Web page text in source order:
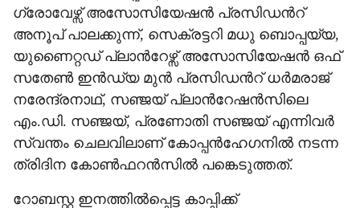
ഗ്രോവേഴ്സ് അസോസിയേഷന്‍ പ്രസിഡന്‍റ്
അനൂപ് പാലക്കുന്ന്, സെക്രട്ടറി മധു ബൊപ്പയ്യ,
യുണൈറ്റഡ് പ്ലാന്‍റേഴ്സ് അസോസിയേഷന്‍ ഒഫ്
സതേണ്‍ ഇന്‍ഡ്യ മുന്‍ പ്രസിഡന്‍റ് ധര്‍മരാജ്
നരേന്ദ്രനാഥ്, സഞ്ജയ് പ്ലാന്‍റേഷന്‍സിലെ
എം.ഡി. സഞ്ജയ്, പ്രണോതി സഞ്ജയ് എന്നിവര്‍
സ്വന്തം ചെലവിലാണ് കോപ്പന്‍ഹേഗനില്‍ നടന്ന
ത്രിദിന കോണ്‍ഫറന്‍സില്‍ പങ്കെടുത്തത്.
റോബസ്റ്റ ഇനത്തില്‍പ്പെട്ട കാപ്പിക്ക്